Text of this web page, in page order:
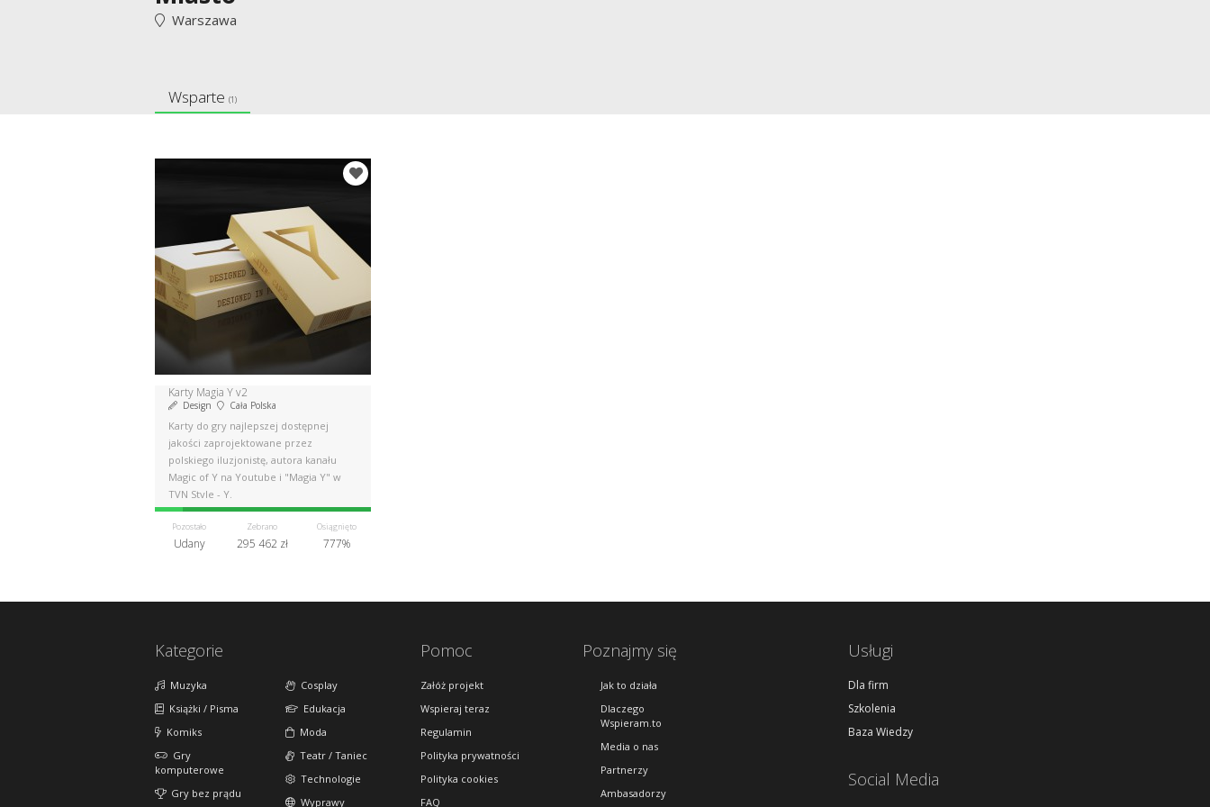
Warszawa
Wsparte (1)
Karty Magia Y v2
Design Cała Polska
Karty do gry najlepszej dostępnej
jakości zaprojektowane przez
polskiego iluzjonistę, autora kanału
Magic of Y na Youtube i "Magia Y" w
TVN Style - Y.
Pozostało
Udany
Zebrano
295 462 zł
Osiągnięto
777%
Kategorie
Muzyka
Książki / Pisma
Komiks
Gry
komputerowe
Gry bez prądu
Cosplay
Edukacja
Moda
Teatr / Taniec
Technologie
Wyprawy
Pomoc
Załóż projekt
Wspieraj teraz
Regulamin
Polityka prywatności
Polityka cookies
FAQ
Poznajmy się
Jak to działa
Dlaczego
Wspieram.to
Media o nas
Partnerzy
Ambasadorzy
Usługi
Dla firm
Szkolenia
Baza Wiedzy
Social Media